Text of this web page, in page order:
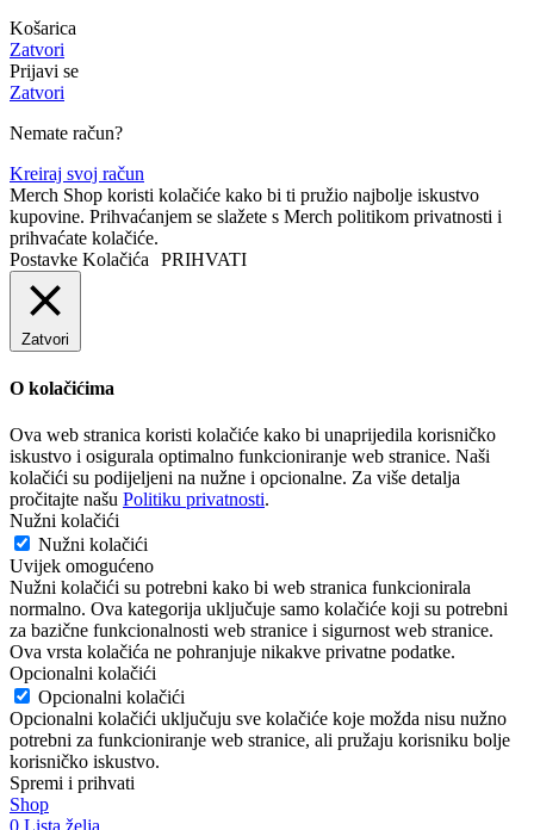
Košarica
Zatvori
Prijavi se
Zatvori
Nemate račun?
Kreiraj svoj račun
Merch Shop koristi kolačiće kako bi ti pružio najbolje iskustvo
kupovine. Prihvaćanjem se slažete s Merch politikom privatnosti i
prihvaćate kolačiće.
Postavke Kolačića PRIHVATI
Zatvori
O kolačićima
Ova web stranica koristi kolačiće kako bi unaprijedila korisničko
iskustvo i osigurala optimalno funkcioniranje web stranice. Naši
kolačići su podijeljeni na nužne i opcionalne. Za više detalja
pročitajte našu Politiku privatnosti.
Nužni kolačići
Nužni kolačići
Uvijek omogućeno
Nužni kolačići su potrebni kako bi web stranica funkcionirala
normalno. Ova kategorija uključuje samo kolačiće koji su potrebni
za bazične funkcionalnosti web stranice i sigurnost web stranice.
Ova vrsta kolačića ne pohranjuje nikakve privatne podatke.
Opcionalni kolačići
Opcionalni kolačići
Opcionalni kolačići uključuju sve kolačiće koje možda nisu nužno
potrebni za funkcioniranje web stranice, ali pružaju korisniku bolje
korisničko iskustvo.
Spremi i prihvati
Shop
0 Lista želja